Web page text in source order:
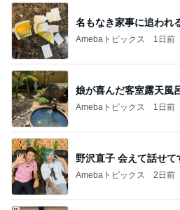
名もなき家事に追われ
Amebaトピックス 1日前
娘が喜んだ客室露天風
Amebaトピックス 1日前
野沢直子 会えて話せて
Amebaトピックス 2日前